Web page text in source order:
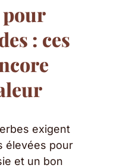
: ces
exigent
élevées pour
et un bon